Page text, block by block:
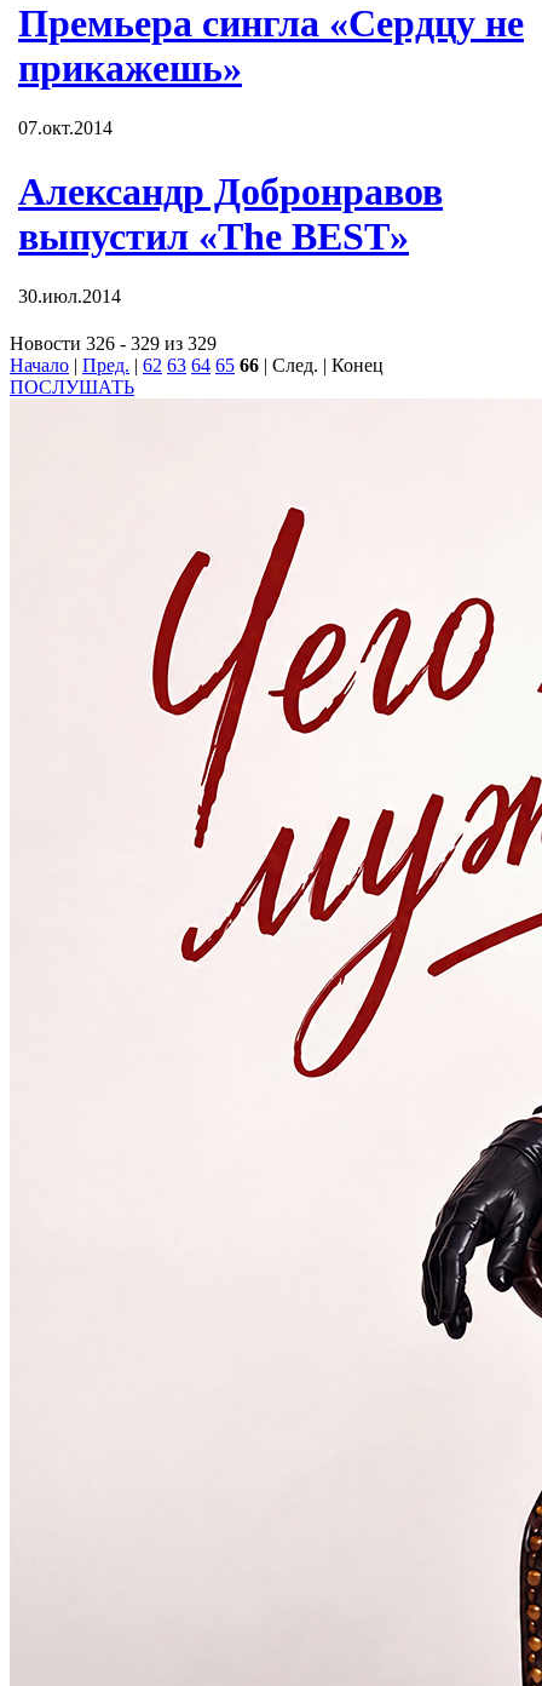
Премьера сингла «Сердцу не
прикажешь»
07.окт.2014
Александр Добронравов
выпустил «The BEST»
30.июл.2014
Новости 326 - 329 из 329
Начало | Пред. | 62 63 64 65 66 | След. | Конец
ПОСЛУШАТЬ